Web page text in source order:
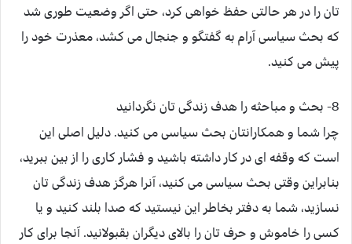
تان را در هر حالتی حفظ خواهی کرد، حتی اگر وضعیت طوری شد
که بحث سیاسی آرام به گفتگو و جنجال می کشد، معذرت خود را
پیش می کنید.
8- بحث و مباحثه را هدف زندگی تان نگردانید
چرا شما و همکارانتان بحث سیاسی می کنید. دلیل اصلی این
است که وقفه ای در کار داشته باشید و فشار کاری را از بین ببرید،
بنابراین وقتی بحث سیاسی می کنید، آنرا هرگز هدف زندگی تان
نسازید، شما به دفتر بخاطر این نیستید که صدا بلند کنید و یا
کسی را خاموش و حرف تان را بالای دیگران بقبولانید. آنجا برای کار